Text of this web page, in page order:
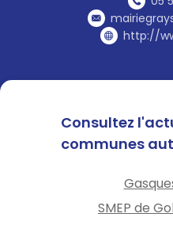
http://
Consultez
communes
SMEP de